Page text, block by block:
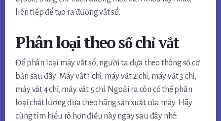
liên tiếp để tạo ra đường vắt sổ.
Phân loại theo số chỉ vắt
Để phân loại máy vắt sổ, người ta dựa theo thông số cơ
bản sau đây: Máy vắt 1 chỉ, máy vắt 2 chỉ, máy vắt 3 chỉ,
máy vắt 4 chỉ, máy vắt 5 chỉ. Ngoài ra còn có thể phân
loại chất lượng dựa theo hãng sản xuất của máy. Hãy
cùng tìm hiểu rõ hơn điều này ngay sau đây nhé: